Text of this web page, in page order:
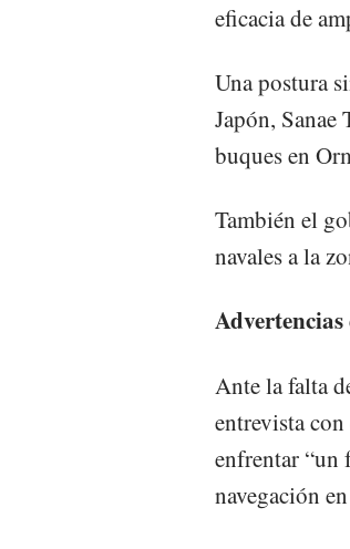
eficacia de
Una postura
Japón,
buques en
También el
navales a la
Ante la falta
entrevista
enfrentar “un
navegación